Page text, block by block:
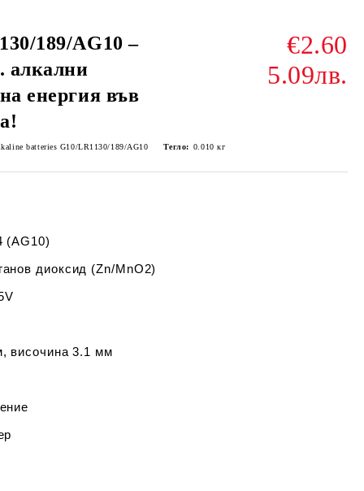
189/AG10 –
алкални
енергия във
€2.60
5.09лв.
batteries G10/LR1130/189/AG10 Тегло: 0.010 кг
(AG10)
диоксид (Zn/MnO2)
височина 3.1 мм